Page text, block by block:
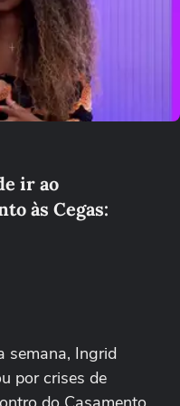
o vídeo
ir ao
às Cegas:
semana, Ingrid
por crises de